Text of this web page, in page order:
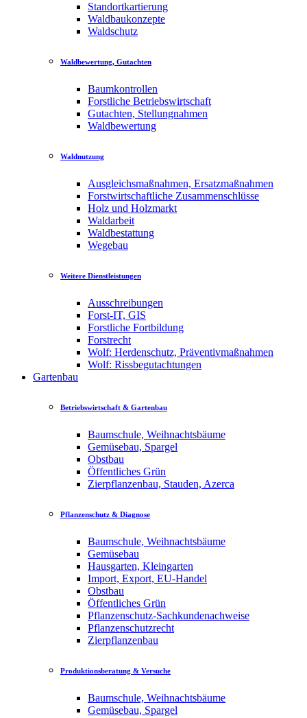
Standortkartierung
Waldbaukonzepte
Waldschutz
Waldbewertung, Gutachten
Baumkontrollen
Forstliche Betriebswirtschaft
Gutachten, Stellungnahmen
Waldbewertung
Waldnutzung
Ausgleichsmaßnahmen, Ersatzmaßnahmen
Forstwirtschaftliche Zusammenschlüsse
Holz und Holzmarkt
Waldarbeit
Waldbestattung
Wegebau
Weitere Dienstleistungen
Ausschreibungen
Forst-IT, GIS
Forstliche Fortbildung
Forstrecht
Wolf: Herdenschutz, Präventivmaßnahmen
Wolf: Rissbegutachtungen
Gartenbau
Betriebswirtschaft & Gartenbau
Baumschule, Weihnachtsbäume
Gemüsebau, Spargel
Obstbau
Öffentliches Grün
Zierpflanzenbau, Stauden, Azerca
Pflanzenschutz & Diagnose
Baumschule, Weihnachtsbäume
Gemüsebau
Hausgarten, Kleingarten
Import, Export, EU-Handel
Obstbau
Öffentliches Grün
Pflanzenschutz-Sachkundenachweise
Pflanzenschutzrecht
Zierpflanzenbau
Produktionsberatung & Versuche
Baumschule, Weihnachtsbäume
Gemüsebau, Spargel